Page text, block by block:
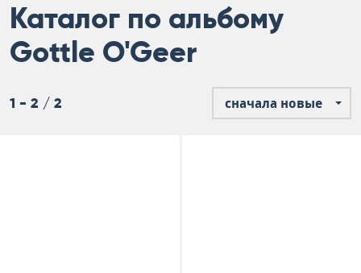
Каталог по альбому
Gottle O'Geer
1 - 2 / 2 сначала новые